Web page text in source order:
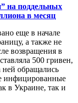
на поддельных
в месяц
еще в начале
а также не
возвращения в
500 гривен,
ней обращались
инфицированные
в Украине, так и